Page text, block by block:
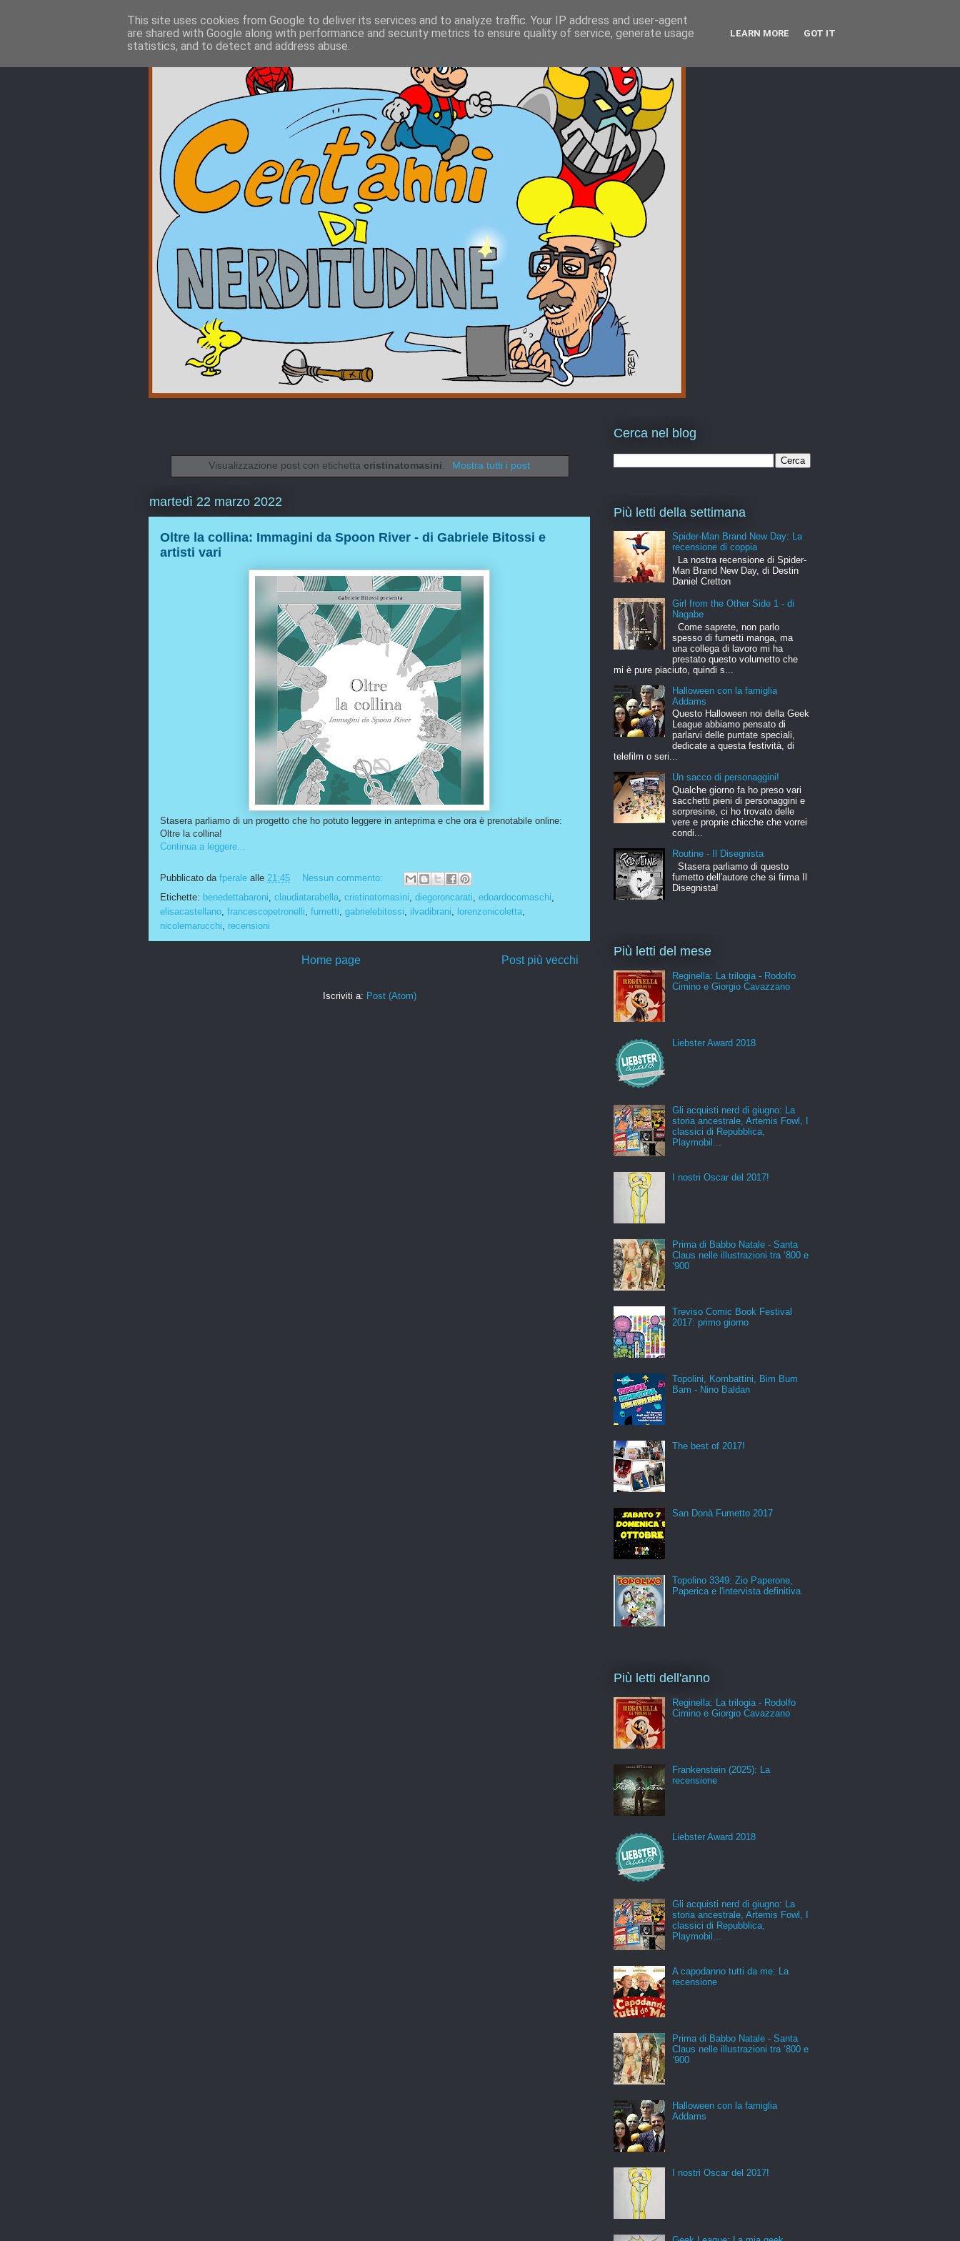
Visualizzazione post con etichetta cristinatomasini. Mostra tutti i post
martedì 22 marzo 2022
Oltre la collina: Immagini da Spoon River - di Gabriele Bitossi e
artisti vari
Stasera parliamo di un progetto che ho potuto leggere in anteprima e che ora è prenotabile online:
Oltre la collina!
Continua a leggere...
Pubblicato da fperale alle 21:45
Nessun commento:
Etichette: benedettabaroni claudiatarabella cristinatomasini diegoroncarati edoardocomaschi
elisacastellano francescopetronelli fumetti gabrielebitossi ilvadibrani lorenzonicoletta
nicolemarucchi
recensioni
Post più vecchi
Home page
Iscriviti a: Post (Atom)
Cerca nel blog
Più letti della settimana
Spider-Man Brand New Day: La
recensione di coppia
La nostra recensione di Spider-
Man Brand New Day, di Destin
Daniel Cretton
Girl from the Other Side 1 - di
Nagabe
Come saprete, non parlo
spesso di fumetti manga, ma
una collega di lavoro mi ha
prestato questo volumetto che
mi è pure piaciuto, quindi s...
Halloween con la famiglia
Addams
Questo Halloween noi della Geek
League abbiamo pensato di
parlarvi delle puntate speciali,
dedicate a questa festività, di
telefilm o seri...
Un sacco di personaggini!
Qualche giorno fa ho preso vari
sacchetti pieni di personaggini e
sorpresine, ci ho trovato delle
vere e proprie chicche che vorrei
condi...
Routine - Il Disegnista
Stasera parliamo di questo
fumetto dell'autore che si firma Il
Disegnista!
Più letti del mese
Reginella: La trilogia - Rodolfo
Cimino e Giorgio Cavazzano
Liebster Award 2018
Gli acquisti nerd di giugno: La
storia ancestrale, Artemis Fowl, I
classici di Repubblica,
Playmobil...
I nostri Oscar del 2017!
Prima di Babbo Natale - Santa
Claus nelle illustrazioni tra ‘800 e
‘900
Treviso Comic Book Festival
2017: primo giorno
Topolini, Kombattini, Bim Bum
Bam - Nino Baldan
The best of 2017!
San Donà Fumetto 2017
Topolino 3349: Zio Paperone,
Paperica e l'intervista definitiva
Più letti dell'anno
Reginella: La trilogia - Rodolfo
Cimino e Giorgio Cavazzano
Frankenstein (2025): La
recensione
Liebster Award 2018
Gli acquisti nerd di giugno: La
storia ancestrale, Artemis Fowl, I
classici di Repubblica,
Playmobil...
A capodanno tutti da me: La
recensione
Prima di Babbo Natale - Santa
Claus nelle illustrazioni tra ‘800 e
‘900
Halloween con la famiglia
Addams
I nostri Oscar del 2017!
This site uses cookies from Google to deliver its services and to analyze traffic. Your IP address and user-agent
are shared with Google along with performance and security metrics to ensure quality of service, generate usage
statistics, and to detect and address abuse.
LEARN MORE GOT IT